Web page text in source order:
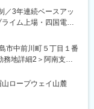
経験があり、責任感
での施工となります
時を除き基本的にご
／3年連続ベースアッ
イム上場・四国電力
築物から小規模工
気設備（受変電、電
ただきます。
市中前川町５丁目１番
地1 受動喫煙対策：
所：徳島県鳴門市撫養
面禁煙変更の範囲：
ロープウェイ山麓